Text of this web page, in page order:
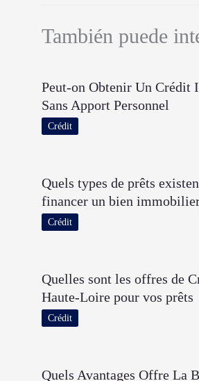
También puede
Peut-on Obtenir Un Crédit
Sans Apport Personnel
Crédit
Quels types de prêts
financer un bien
Crédit
Quelles sont les offres de
Haute-Loire pour vos prêts
Crédit
Quels Avantages Offre La